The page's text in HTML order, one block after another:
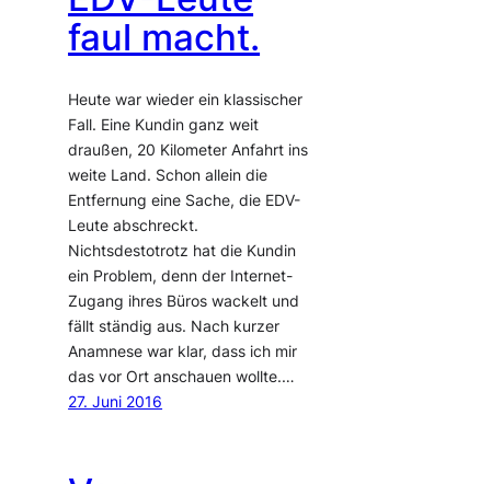
faul macht.
Heute war wieder ein klassischer
Fall. Eine Kundin ganz weit
draußen, 20 Kilometer Anfahrt ins
weite Land. Schon allein die
Entfernung eine Sache, die EDV-
Leute abschreckt.
Nichtsdestotrotz hat die Kundin
ein Problem, denn der Internet-
Zugang ihres Büros wackelt und
fällt ständig aus. Nach kurzer
Anamnese war klar, dass ich mir
das vor Ort anschauen wollte.…
27. Juni 2016